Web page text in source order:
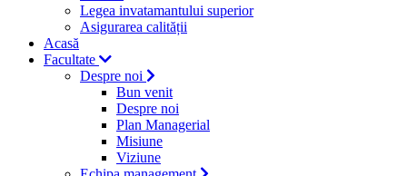
Legea invatamantului superior
Asigurarea calității
Acasă
Facultate
Despre noi
Bun venit
Despre noi
Plan Managerial
Misiune
Viziune